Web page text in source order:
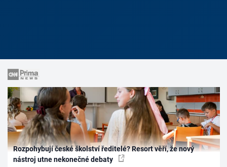
Rozpohybují české školství ředitelé? Resort věří, že nový
nástroj utne nekonečné debaty